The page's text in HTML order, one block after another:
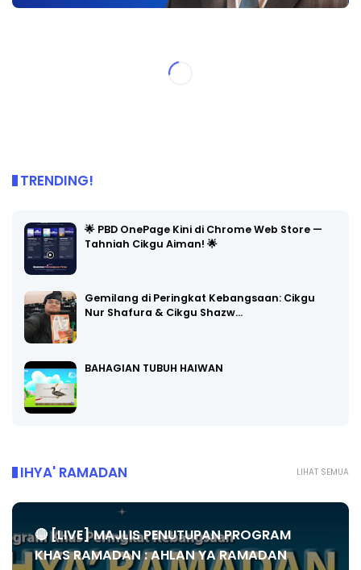
TRENDING!
🌟 PBD OnePage Kini di Chrome Web Store —
Tahniah Cikgu Aiman! 🌟
Gemilang di Peringkat Kebangsaan: Cikgu
Nur Shafura & Cikgu Shazw…
BAHAGIAN TUBUH HAIWAN
LIHAT SEMUA
IHYA' RAMADAN
🔴 [LIVE] MAJLIS PENUTUPAN PROGRAM
KHAS RAMADAN : AHLAN YA RAMADAN